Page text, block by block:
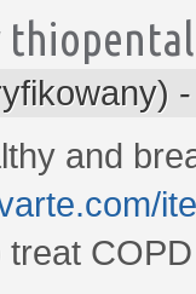
and